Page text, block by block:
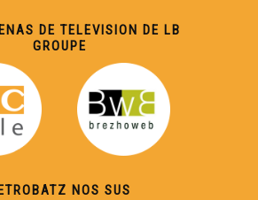
DE TELEVISION DE LB
GROUPE
NOS SUS